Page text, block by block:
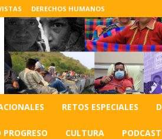
DERECHOS HUMANOS
RETOS ESPECIALES
PROGRESO CULTURA PODCAST